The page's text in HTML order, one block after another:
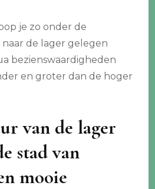
je zo onder de
de lager gelegen
bezienswaardigheden
en groter dan de hoger
van de lager
stad van
mooie